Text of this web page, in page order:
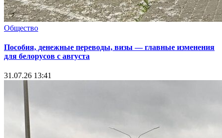
Общество
Пособия, денежные переводы, визы — главные изменения
для белорусов с августа
31.07.26 13:41